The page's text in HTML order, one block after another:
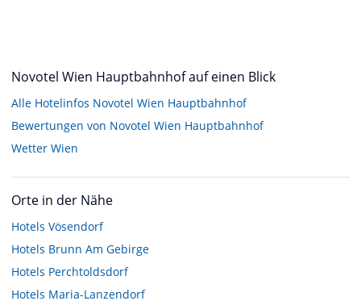
Novotel Wien Hauptbahnhof auf einen Blick
Alle Hotelinfos Novotel Wien Hauptbahnhof
Bewertungen von Novotel Wien Hauptbahnhof
Wetter Wien
Orte in der Nähe
Hotels Vösendorf
Hotels Brunn Am Gebirge
Hotels Perchtoldsdorf
Hotels Maria-Lanzendorf